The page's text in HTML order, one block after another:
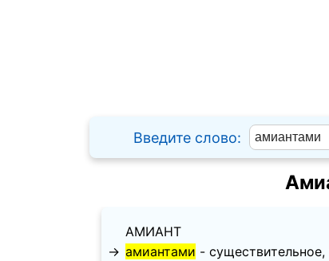
Введите слово:
АМИАНТ
→ амиантами -